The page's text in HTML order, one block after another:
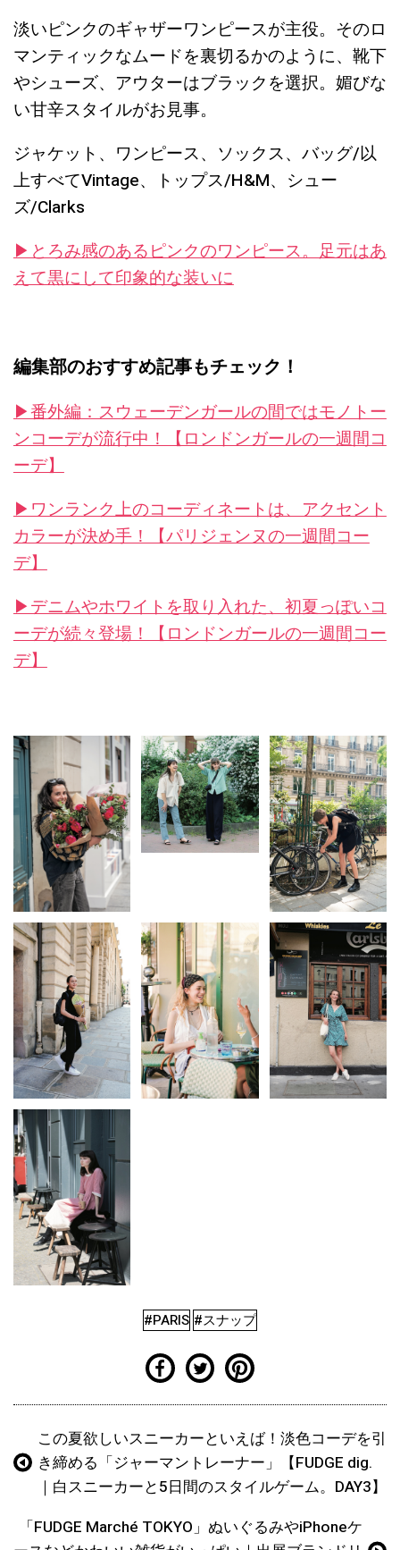
淡いピンクのギャザーワンピースが主役。そのロ
マンティックなムードを裏切るかのように、靴下
やシューズ、アウターはブラックを選択。媚びな
い甘辛スタイルがお見事。
ジャケット、ワンピース、ソックス、バッグ/以
上すべてVintage、トップス/H&M、シュー
ズ/Clarks
▶︎とろみ感のあるピンクのワンピース。足元はあ
えて黒にして印象的な装いに
編集部のおすすめ記事もチェック！
▶︎番外編：スウェーデンガールの間ではモノトー
ンコーデが流行中！【ロンドンガールの一週間コ
ーデ】
▶︎ワンランク上のコーディネートは、アクセント
カラーが決め手！【パリジェンヌの一週間コー
デ】
▶︎デニムやホワイトを取り入れた、初夏っぽいコ
ーデが続々登場！【ロンドンガールの一週間コー
デ】
#PARIS #スナップ
この夏欲しいスニーカーといえば！淡色コーデを引
き締める「ジャーマントレーナー」【FUDGE dig.
｜白スニーカーと5日間のスタイルゲーム。DAY3】
「FUDGE Marché TOKYO」ぬいぐるみやiPhoneケ